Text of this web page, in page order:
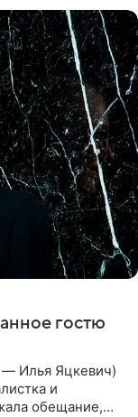
гостю
— Илья Яцкевич)
и
обещание,